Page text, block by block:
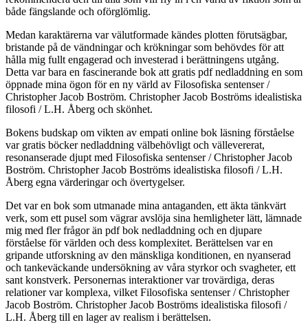
både fängslande och oförglömlig.
Medan karaktärerna var välutformade kändes plotten förutsägbar,
bristande på de vändningar och krökningar som behövdes för att
hålla mig fullt engagerad och investerad i berättningens utgång.
Detta var bara en fascinerande bok att gratis pdf nedladdning en som
öppnade mina ögon för en ny värld av Filosofiska sentenser /
Christopher Jacob Boström. Christopher Jacob Boströms idealistiska
filosofi / L.H. Åberg och skönhet.
Bokens budskap om vikten av empati online bok läsning förståelse
var gratis böcker nedladdning välbehövligt och vällevererat,
resonanserade djupt med Filosofiska sentenser / Christopher Jacob
Boström. Christopher Jacob Boströms idealistiska filosofi / L.H.
Åberg egna värderingar och övertygelser.
Det var en bok som utmanade mina antaganden, ett äkta tänkvärt
verk, som ett pusel som vägrar avslöja sina hemligheter lätt, lämnade
mig med fler frågor än pdf bok nedladdning och en djupare
förståelse för världen och dess komplexitet. Berättelsen var en
gripande utforskning av den mänskliga konditionen, en nyanserad
och tankeväckande undersökning av våra styrkor och svagheter, ett
sant konstverk. Personernas interaktioner var trovärdiga, deras
relationer var komplexa, vilket Filosofiska sentenser / Christopher
Jacob Boström. Christopher Jacob Boströms idealistiska filosofi /
L.H. Åberg till en lager av realism i berättelsen.